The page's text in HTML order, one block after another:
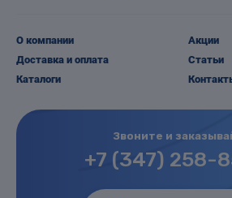
О компании
Доставка и оплата
Каталоги
Акции
Статьи
Звоните и
+7 (347) 258-